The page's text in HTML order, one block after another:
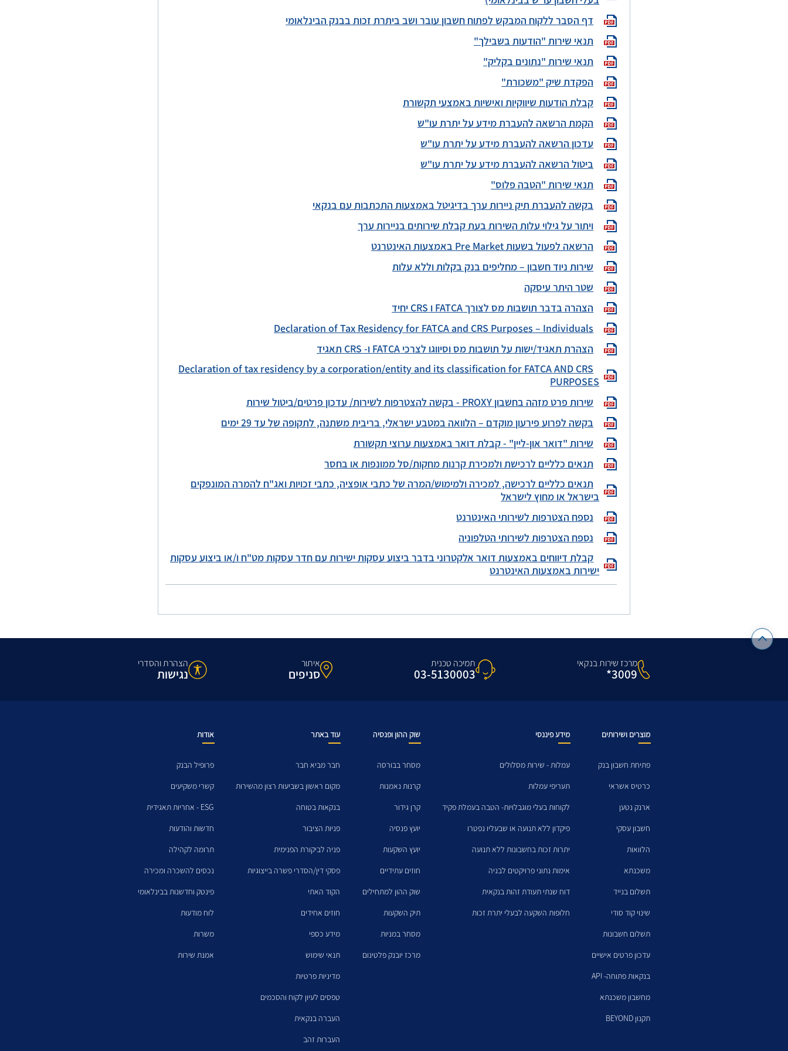
דף הסבר ללקוח המבקש לפתוח חשבון עובר ושב ביתרת זכות בבנק הבינלאומי
תנאי שירות "הודעות בשבילך"
תנאי שירות "נתונים בקליק"
הפקדת שיק "משכורת"
קבלת הודעות שיווקיות ואישיות באמצעי תקשורת
הקמת הרשאה להעברת מידע על יתרת עו"ש
עדכון הרשאה להעברת מידע על יתרת עו"ש
ביטול הרשאה להעברת מידע על יתרת עו"ש
תנאי שירות "הטבה פלוס"
בקשה להעברת תיק ניירות ערך בדיגיטל באמצעות התכתבות עם בנקאי
ויתור על גילוי עלות השירות בעת קבלת שירותים בניירות ערך
הרשאה לפעול בשעות Pre Market באמצעות האינטרנט
שירות ניוד חשבון – מחליפים בנק בקלות וללא עלות
שטר היתר עיסקה
הצהרה בדבר תושבות מס לצורך FATCA ו CRS יחיד
Declaration of Tax Residency for FATCA and CRS Purposes – Individuals
הצהרת תאגיד/ישות על תושבות מס וסיווגו לצרכי FATCA ו- CRS תאגיד
Declaration of tax residency by a corporation/entity and its classification for FATCA AND CRS
PURPOSES
שירות פרט מזהה בחשבון PROXY - בקשה להצטרפות לשירות/ עדכון פרטים/ביטול שירות
בקשה לפרוע פירעון מוקדם – הלוואה במטבע ישראלי, בריבית משתנה, לתקופה של עד 29 ימים
שירות "דואר און-ליין" - קבלת דואר באמצעות ערוצי תקשורת
תנאים כלליים לרכישת ולמכירת קרנות מחקות/סל ממונפות או בחסר
תנאים כלליים לרכישה, למכירה ולמימוש/המרה של כתבי אופציה, כתבי זכויות ואג"ח להמרה המונפקים
בישראל או מחוץ לישראל
נספח הצטרפות לשירותי האינטרנט
נספח הצטרפות לשירותי הטלפוניה
קבלת דיווחים באמצעות דואר אלקטרוני בדבר ביצוע עסקות ישירות עם חדר עסקות מט"ח ו/או ביצוע עסקות
ישירות באמצעות האינטרנט
מרכז שירות בנקאי
3009*
תמיכה טכנית
03-5130003
איתור
סניפים
הצהרת והסדרי
נגישות
מוצרים ושירותים
פתיחת חשבון בנק
כרטיס אשראי
ארנק נטען
חשבון עסקי
הלוואות
משכנתא
תשלום בנייד
שינוי קוד סודי
תשלום חשבונות
עדכון פרטים אישיים
בנקאות פתוחה- API
מחשבון משכנתא
תקנון BEYOND
מידע פיננסי
עמלות - שירות מסלולים
תעריפי עמלות
לקוחות בעלי מוגבלויות- הטבה בעמלת פקיד
פיקדון ללא תנועה או שבעליו נפטרו
יתרות זכות בחשבונות ללא תנועה
אימות נתוני פרויקטים לבניה
דוח שנתי תעודת זהות בנקאית
חלופות השקעה לבעלי יתרת זכות
שוק ההון ופנסיה
מסחר בבורסה
קרנות נאמנות
קרן גידור
יועץ פנסיה
יועץ השקעות
חוזים עתידיים
שוק ההון למתחילים
תיק השקעות
מסחר במניות
מרכז יובנק פלטינום
עוד באתר
חבר מביא חבר
מקום ראשון בשביעות רצון מהשירות
בנקאות בטוחה
פניות הציבור
פניה לביקורת הפנימית
פסקי דין/הסדרי פשרה בייצוגיות
הקוד האתי
חוזים אחידים
מידע כספי
תנאי שימוש
מדיניות פרטיות
טפסים לעיון לקוח והסכמים
העברה בנקאית
העברות זהב
אודות
פרופיל הבנק
קשרי משקיעים
ESG - אחריות תאגידית
חדשות והודעות
תרומה לקהילה
נכסים להשכרה ומכירה
פינטק וחדשנות בבינלאומי
לוח מודעות
משרות
אמנת שירות